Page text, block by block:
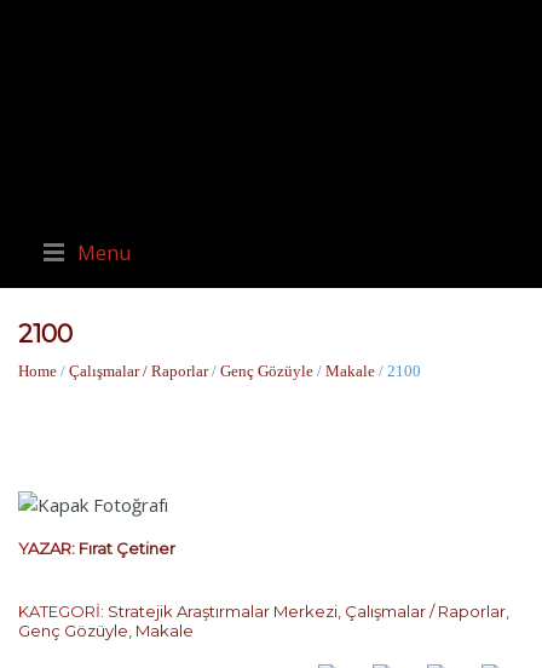
Menu
2100
Home / Çalışmalar / Raporlar/ Genç Gözüyle / Makale / 2100
YAZAR: Fırat Çetiner
KATEGORİ: Stratejik Araştırmalar Merkezi, Çalışmalar / Raporlar,
Genç Gözüyle, Makale